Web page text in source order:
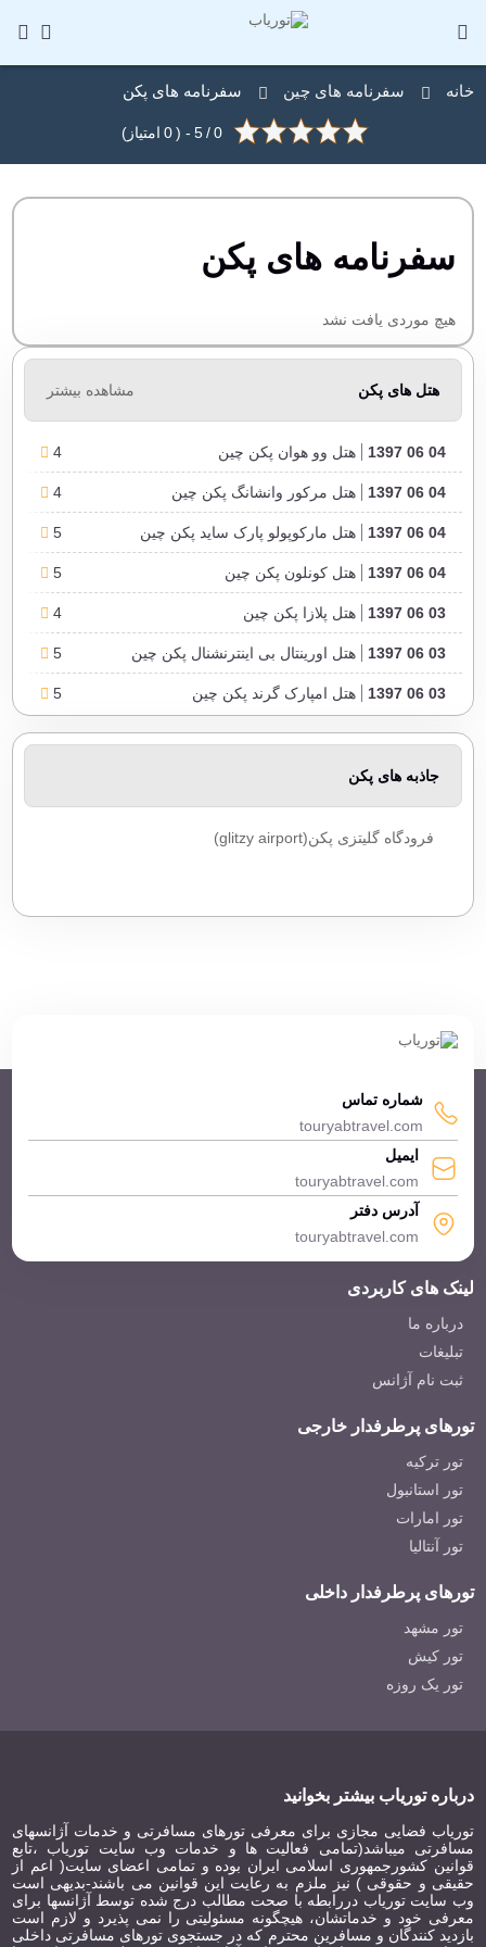
خانه سفرنامه های چین سفرنامه های پکن
0
/
5
- (
0 امتیاز)
سفرنامه های پکن
هیچ موردی یافت نشد
هتل های پکن مشاهده بیشتر
04 06 1397 هتل وو هوان پکن چین 4
04 06 1397 هتل مرکور وانشانگ پکن چین 4
04 06 1397 هتل مارکوپولو پارک ساید پکن چین 5
04 06 1397 هتل کونلون پکن چین 5
03 06 1397 هتل پلازا پکن چین 4
03 06 1397 هتل اورینتال بی اینترنشنال پکن چین 5
03 06 1397 هتل امپارک گرند پکن چین 5
03 06 1397 هتل د گریت وال شرایتون پکن چین 4
جاذبه های پکن
فرودگاه گلیتزی پکن(glitzy airport)
شماره تماس
touryabtravel.com
ایمیل
touryabtravel.com
آدرس دفتر
touryabtravel.com
لینک های کاربردی
درباره ما
تبلیغات
ثبت نام آژانس
تورهای پرطرفدار خارجی
تور ترکیه
تور استانبول
تور امارات
تور آنتالیا
تورهای پرطرفدار داخلی
تور مشهد
تور کیش
تور یک روزه
درباره توریاب بیشتر بخوانید
توریاب فضایی مجازی برای معرفی تورهای مسافرتی و خدمات آژانسهای
مسافرتی میباشد(تمامی فعالیت ها و خدمات وب سایت توریاب ،تابع
قوانین کشورجمهوری اسلامی ایران بوده و تمامی اعضای سایت( اعم از
حقیقی و حقوقی ) نیز ملزم به رعایت این قوانین می باشند-بدیهی است
وب سایت توریاب دررابطه با صحت مطالب درج شده توسط آژانسها برای
معرفی خود و خدماتشان، هیچگونه مسئولیتی را نمی پذیرد و لازم است
بازدید کنندگان و مسافرین محترم که در جستجوی تورهای مسافرتی داخلی